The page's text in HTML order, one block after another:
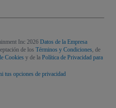
Inc 2026 Datos de la Empresa
de los Términos y Condiciones, de
Cookies y de la Política de Privacidad para
tus opciones de privacidad